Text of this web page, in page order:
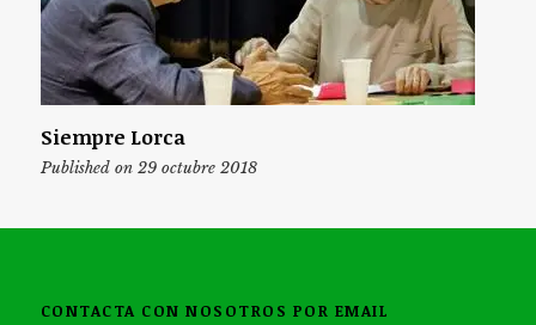
Siempre Lorca
Published on 29 octubre 2018
CONTACTA CON NOSOTROS POR EMAIL